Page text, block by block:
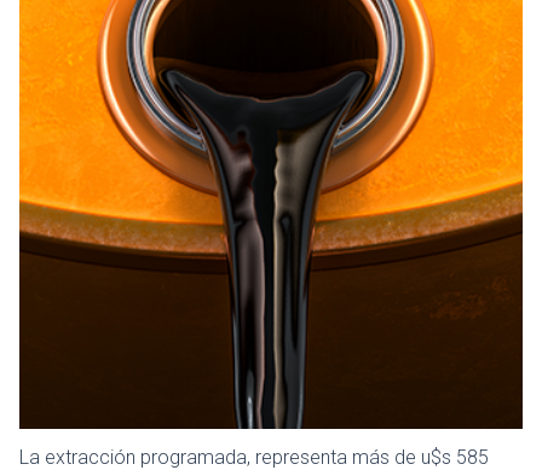
La extracción programada, representa más de u$s 585